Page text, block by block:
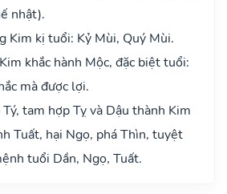
nhật).
Kim kị tuổi: Kỷ Mùi, Quý Mùi.
khắc hành Mộc, đặc biệt tuổi:
mà được lợi.
tam hợp Tỵ và Dậu thành Kim
Tuất, hại Ngọ, phá Thìn, tuyệt
tuổi Dần, Ngọ, Tuất.